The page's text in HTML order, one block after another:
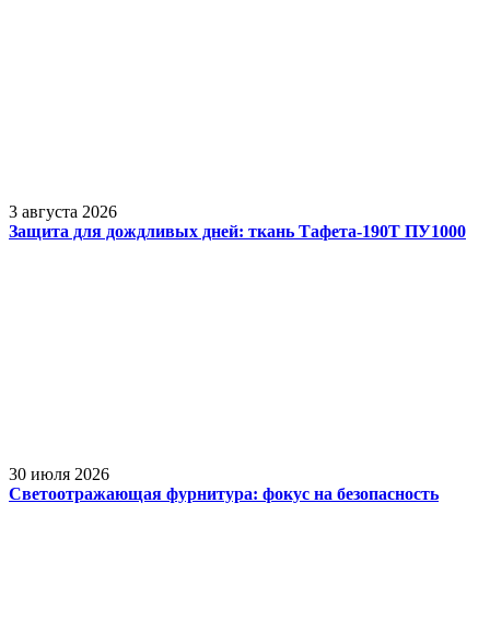
3 августа 2026
Защита для дождливых дней: ткань Тафета-190Т ПУ1000
30 июля 2026
Светоотражающая фурнитура: фокус на безопасность